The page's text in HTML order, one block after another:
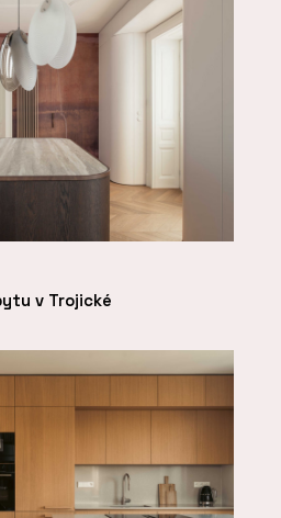
v Trojické